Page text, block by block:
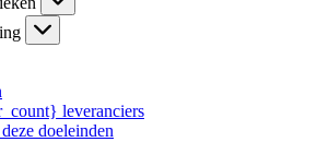
leveranciers
doeleinden